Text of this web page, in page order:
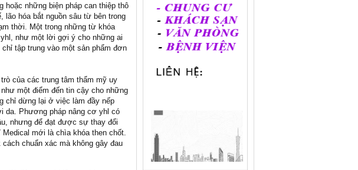
hoặc những biện pháp can thiệp thô
hóa bắt nguồn sâu từ bên trong
thời. Một trong những từ khóa
như một lời gợi ý cho những ai
tập trung vào một sản phẩm đơn
của các trung tâm thẩm mỹ uy
một điểm đến tin cậy cho những
chỉ dừng lại ở việc làm đầy nếp
da. Phương pháp nâng cơ yhl có
nhưng để đạt được sự thay đổi
mới là chìa khóa then chốt.
chuẩn xác mà không gây đau